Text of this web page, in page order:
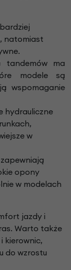
natomiast
tandemów ma
modele są
wspomaganie
hydrauliczne
w
zapewniają
opony
w modelach
jazdy i
Warto także
kierownic,
do wzrostu